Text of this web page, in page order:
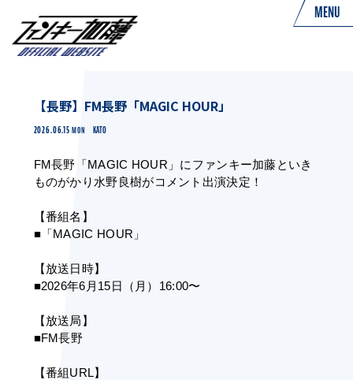
MENU
【長野】FM長野「MAGIC HOUR」
2026.06.15 MON KATO
FM長野「MAGIC HOUR」にファンキー加藤といき
ものがかり水野良樹がコメント出演決定！
【番組名】
■「MAGIC HOUR」
【放送日時】
■2026年6月15日（月）16:00〜
【放送局】
■FM長野
【番組URL】